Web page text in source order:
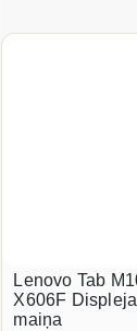
Lenovo Tab
X606F
maiņa